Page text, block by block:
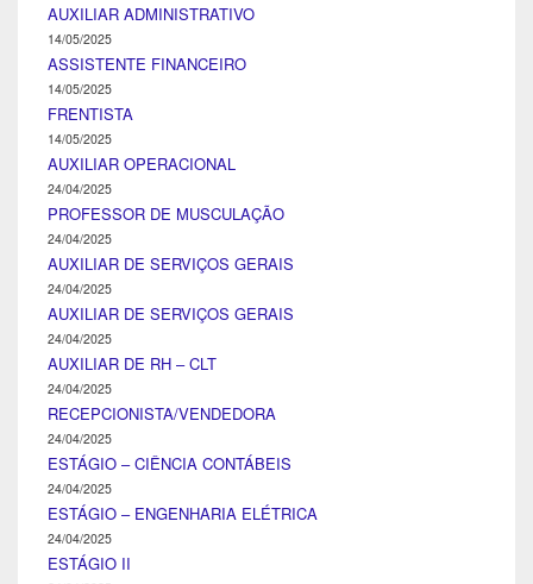
AUXILIAR ADMINISTRATIVO
14/05/2025
ASSISTENTE FINANCEIRO
14/05/2025
FRENTISTA
14/05/2025
AUXILIAR OPERACIONAL
24/04/2025
PROFESSOR DE MUSCULAÇÃO
24/04/2025
AUXILIAR DE SERVIÇOS GERAIS
24/04/2025
AUXILIAR DE SERVIÇOS GERAIS
24/04/2025
AUXILIAR DE RH – CLT
24/04/2025
RECEPCIONISTA/VENDEDORA
24/04/2025
ESTÁGIO – CIÊNCIA CONTÁBEIS
24/04/2025
ESTÁGIO – ENGENHARIA ELÉTRICA
24/04/2025
ESTÁGIO II